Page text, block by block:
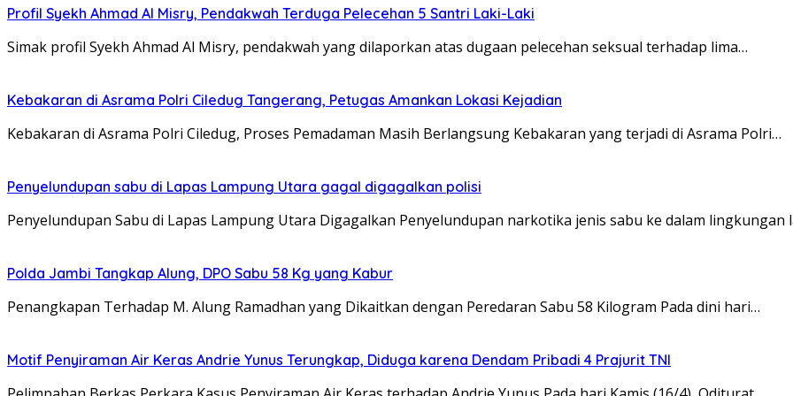
Profil Syekh Ahmad Al Misry, Pendakwah Terduga Pelecehan 5 Santri Laki-Laki
Simak profil Syekh Ahmad Al Misry, pendakwah yang dilaporkan atas dugaan pelecehan seksual terhadap lima…
Kebakaran di Asrama Polri Ciledug Tangerang, Petugas Amankan Lokasi Kejadian
Kebakaran di Asrama Polri Ciledug, Proses Pemadaman Masih Berlangsung Kebakaran yang terjadi di Asrama Polri…
Penyelundupan sabu di Lapas Lampung Utara gagal digagalkan polisi
Penyelundupan Sabu di Lapas Lampung Utara Digagalkan Penyelundupan narkotika jenis sabu ke dalam lingkungan
Polda Jambi Tangkap Alung, DPO Sabu 58 Kg yang Kabur
Penangkapan Terhadap M. Alung Ramadhan yang Dikaitkan dengan Peredaran Sabu 58 Kilogram Pada dini hari…
Motif Penyiraman Air Keras Andrie Yunus Terungkap, Diduga karena Dendam Pribadi 4 Prajurit TNI